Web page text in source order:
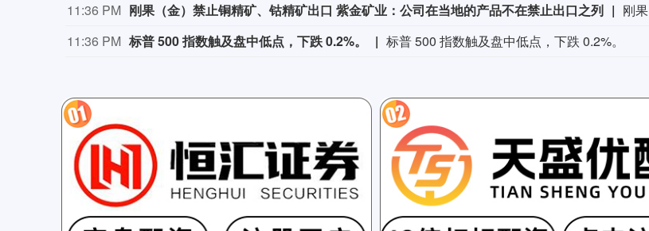
11:36 PM 刚果（金）禁止铜精矿、钴精矿出口 紫金矿业：公司在当地的产品不在禁止出口之列
11:36 PM 标普 500 指数触及盘中低点，下跌 0.2%。 标普 500 指数触及盘中低点，下跌 0.2%。